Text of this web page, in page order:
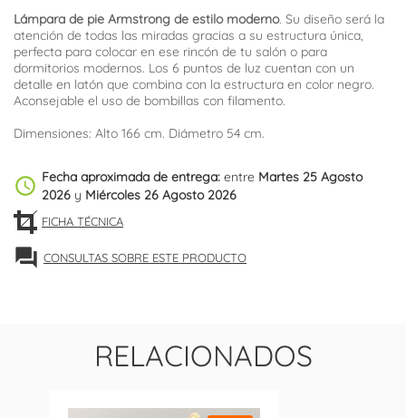
Lámpara de pie Armstrong de estilo moderno. Su diseño será la
atención de todas las miradas gracias a su estructura única,
perfecta para colocar en ese rincón de tu salón o para
dormitorios modernos. Los 6 puntos de luz cuentan con un
detalle en latón que combina con la estructura en color negro.
Aconsejable el uso de bombillas con filamento.
Dimensiones: Alto 166 cm. Diámetro 54 cm.
schedule Fecha aproximada de entrega: entre Martes 25 Agosto
2026 y Miércoles 26 Agosto 2026
FICHA TÉCNICA
forum CONSULTAS SOBRE ESTE PRODUCTO
RELACIONADOS